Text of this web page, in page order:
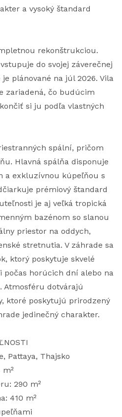
a vysoký štandard
rekonštrukciou.
do svojej záverečnej
plánované na júl 2026. Vila
zariadená, čo budúcim
si ju podľa vlastných
spální, pričom
Hlavná spálňa disponuje
a exkluzívnou kúpeľňou s
prémiový štandard
je aj veľká tropická
bazénom so slanou
priestor na oddych,
stretnutia. V záhrade sa
ktorý poskytuje skvelé
počas horúcich dní alebo na
Atmosféru dotvárajú
ktoré poskytujú prirodzený
jedinečný charakter.
Pattaya, Thajsko
m²
290 m²
410 m²